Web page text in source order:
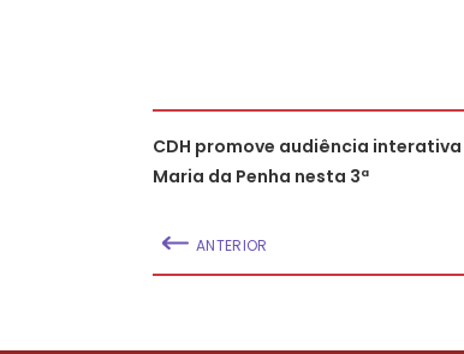
CDH promove audiência
Maria da Penha nesta 3ª
ANTERIOR